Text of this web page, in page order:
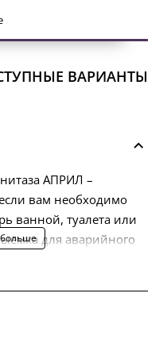
ВАРИАНТЫ
АПРИЛ –
вам необходимо
ванной, туалета или
для аварийного
унитаза
6х6мм с помощью